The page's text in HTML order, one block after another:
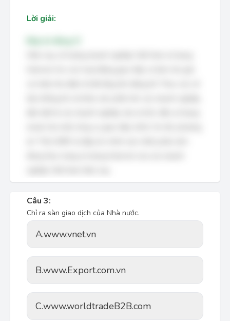
Lời giải:
Câu 3:
Chỉ ra sàn giao dịch của Nhà nước.
A.www.vnet.vn
B.www.Export.com.vn
C.www.worldtradeB2B.com